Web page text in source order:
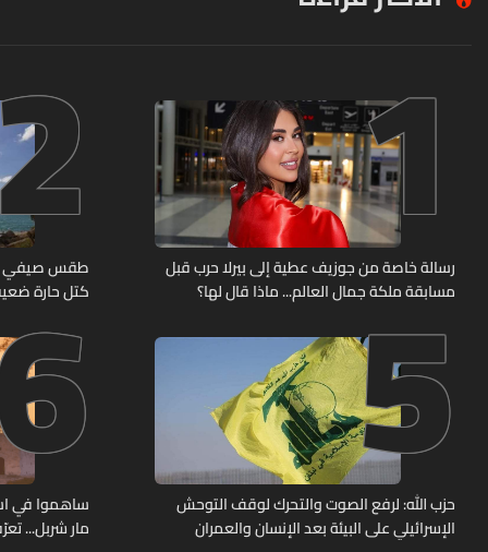
1
رسالة خاصة من جوزيف عطية إلى بيرلا حرب قبل
مسابقة ملكة جمال العالم... ماذا قال لها؟
طقس صيفي
كتل حارة
5
حزب الله: لرفع الصوت والتحرك لوقف التوحش
الإسرائيلي على البيئة بعد الإنسان والعمران
ساهموا في
مار شربل...